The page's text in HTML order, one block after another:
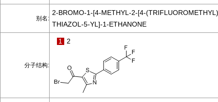
别名:
2-BROMO-1-[4-METHYL-2-[4-
THIAZOL-5-YL]-1-ETHANONE
分子结构:
1 2